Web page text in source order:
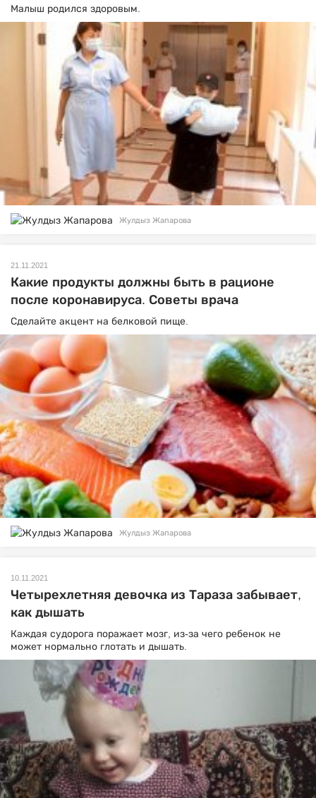
Малыш родился здоровым.
Жулдыз Жапарова
21.11.2021
Какие продукты должны быть в рационе
после коронавируса. Советы врача
Сделайте акцент на белковой пище.
Жулдыз Жапарова
10.11.2021
Четырехлетняя девочка из Тараза забывает,
как дышать
Каждая судорога поражает мозг, из-за чего ребенок не
может нормально глотать и дышать.